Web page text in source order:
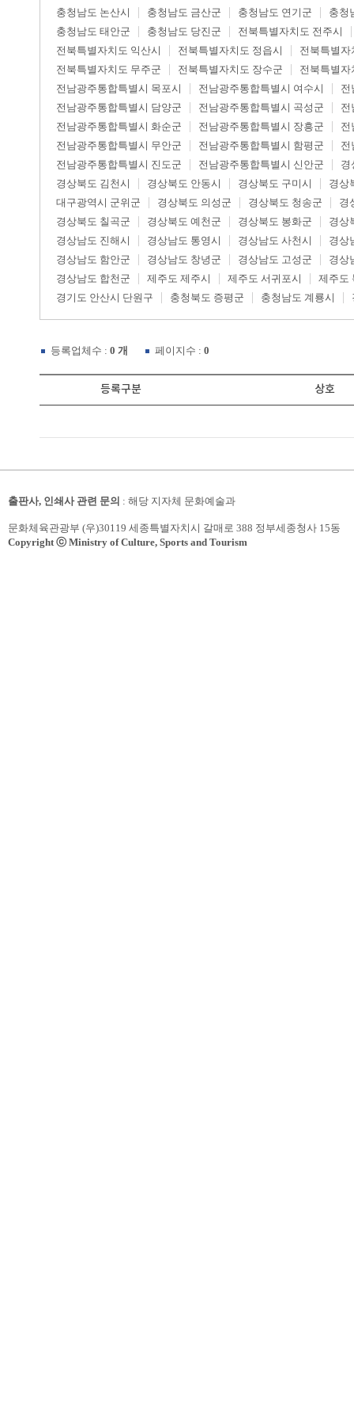
충청남도 논산시
충청남도 금산군 충청남도 연기군
충청
충청남도 태안군
충청남도 당진군
전북특별자치도 전주시
전북특별자치도 익산시
전북특별자치도 정읍시
전북특별자
전북특별자치도 무주군
전북특별자치도 장수군
전북특별자
전남광주통합특별시 목포시
전남광주통합특별시 여수시
전
전남광주통합특별시 담양군
전남광주통합특별시 곡성군
전
전남광주통합특별시 화순군
전남광주통합특별시 장흥군
전
전남광주통합특별시 무안군
전남광주통합특별시 함평군
전
전남광주통합특별시 진도군
전남광주통합특별시 신안군
경
경상북도 김천시
경상북도 안동시 경상북도 구미시
경상
대구광역시 군위군
경상북도 의성군 경상북도 청송군
경
경상북도 칠곡군
경상북도 예천군 경상북도 봉화군
경상
경상남도 진해시
경상남도 통영시 경상남도 사천시
경상
경상남도 함안군
경상남도 창녕군 경상남도 고성군
경상
경상남도 합천군
제주도 제주시 제주도 서귀포시
제주도
경기도 안산시 단원구
충청북도 증평군 충청남도 계룡시
등록업체수 : 0 개 페이지수 : 0
등록구분 상호
출판사, 인쇄사 관련 문의 : 해당 지자체 문화예술과
문화체육관광부 (우)30119 세종특별자치시 갈매로 388 정부세종청사 15동
Copyright ⓒ Ministry of Culture, Sports and Tourism